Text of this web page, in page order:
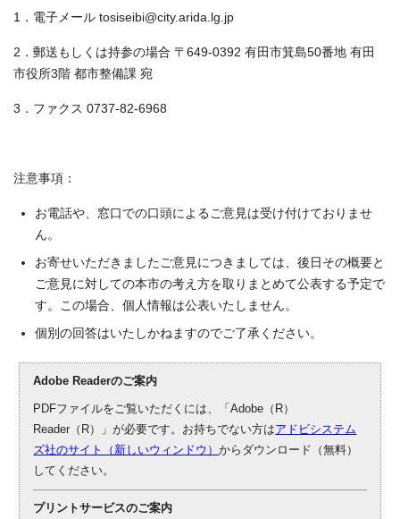
1．電子メール tosiseibi@city.arida.lg.jp
2．郵送もしくは持参の場合 〒649-0392 有田市箕島50番地 有田
市役所3階 都市整備課 宛
3．ファクス 0737-82-6968
注意事項：
お電話や、窓口での口頭によるご意見は受け付けておりませ
ん。
お寄せいただきましたご意見につきましては、後日その概要と
ご意見に対しての本市の考え方を取りまとめて公表する予定で
す。この場合、個人情報は公表いたしません。
個別の回答はいたしかねますのでご了承ください。
Adobe Readerのご案内
PDFファイルをご覧いただくには、「Adobe（R）
Reader（R）」が必要です。お持ちでない方はアドビシステム
ズ社のサイト（新しいウィンドウ）からダウンロード（無料）
してください。
プリントサービスのご案内